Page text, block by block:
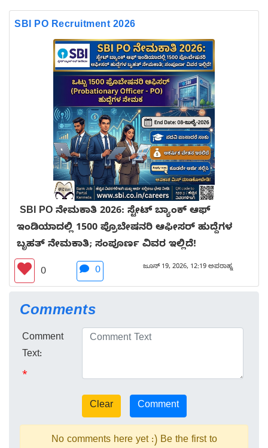
SBI PO Recruitment 2026
SBI PO ನೇಮಕಾತಿ 2026: ಸ್ಟೇಟ್ ಬ್ಯಾಂಕ್ ಆಫ್
ಇಂಡಿಯಾದಲ್ಲಿ 1500 ಪ್ರೊಬೇಷನರಿ ಆಫೀಸರ್ ಹುದ್ದೆಗಳ
ಬೃಹತ್ ನೇಮಕಾತಿ; ಸಂಪೂರ್ಣ ವಿವರ ಇಲ್ಲಿದೆ!
0 0 ಜೂನ್ 19, 2026, 12:19 ಅಪರಾಹ್ನ
Comments
Comment
Text:
*
No comments here yet :) Be the first to